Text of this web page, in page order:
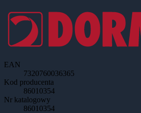
EAN
7320760036365
Kod producenta
86010354
Nr katalogowy
86010354